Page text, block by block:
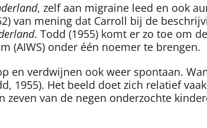
, zelf aan migraine leed en ook
van mening dat Carroll bij de
. Todd (1955) komt er zo toe om
(AIWS) onder één noemer te brengen.
en verdwijnen ook weer spontaan.
1955). Het beeld doet zich relatief
van de negen onderzochte